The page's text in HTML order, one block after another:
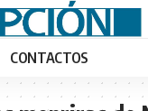
CONTACTOS